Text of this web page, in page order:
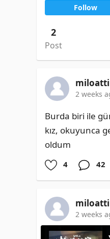
Follow
2
Post
2 weeks
Burda biri ile
kız, okuyunca
oldum
4 42
2 weeks